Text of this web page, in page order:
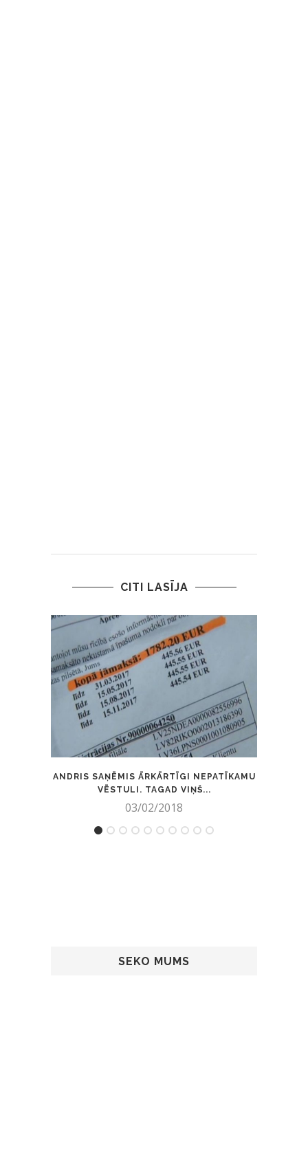
CITI LASĪJA
ANDRIS SAŅĒMIS ĀRKĀRTĪGI NEPATĪKAMU
VĒSTULI. TAGAD VIŅŠ...
03/02/2018
SEKO MUMS